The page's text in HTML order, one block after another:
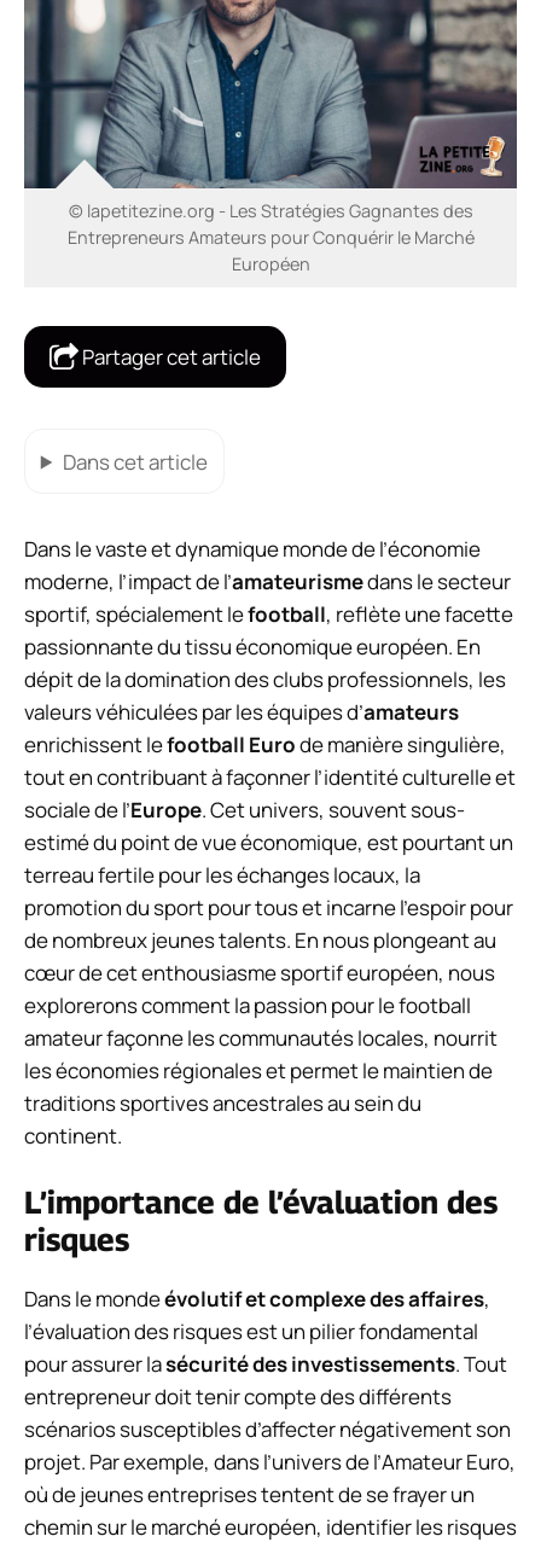
© lapetitezine.org - Les Stratégies Gagnantes des
Entrepreneurs Amateurs pour Conquérir le Marché
Européen
Partager cet article
Dans cet article
Dans le vaste et dynamique monde de l’économie
moderne, l’impact de l’amateurismedans le secteur
sportif, spécialement lefootball, reflète une facette
passionnante du tissu économique européen. En
dépit de la domination des clubs professionnels, les
valeurs véhiculées par les équipes d’amateurs
enrichissent lefootball Eurode manière singulière,
tout en contribuant à façonner l’identité culturelle et
sociale de l’Europe. Cet univers, souvent sous-
estimé du point de vue économique, est pourtant un
terreau fertile pour les échanges locaux, la
promotion du sport pour tous et incarne l’espoir pour
de nombreux jeunes talents. En nous plongeant au
cœur de cet enthousiasme sportif européen, nous
explorerons comment la passion pour le football
amateur façonne les communautés locales, nourrit
les économies régionales et permet le maintien de
traditions sportives ancestrales au sein du
continent.
L’importance de l’évaluation des
risques
Dans le mondeévolutif et complexe des affaires,
l’évaluation des risques est un pilier fondamental
pour assurer lasécurité des investissements. Tout
entrepreneur doit tenir compte des différents
scénarios susceptibles d’affecter négativement son
projet. Par exemple, dans l’univers de l’Amateur Euro,
où de jeunes entreprises tentent de se frayer un
chemin sur le marché européen, identifier les risques